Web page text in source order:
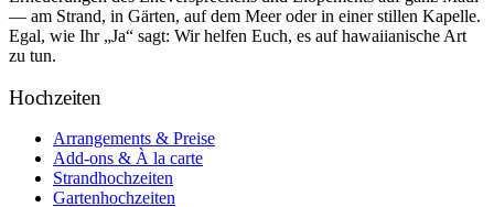
— am Strand, in Gärten, auf dem Meer oder in einer stillen Kapelle.
Egal, wie Ihr „Ja“ sagt: Wir helfen Euch, es auf hawaiianische Art
zu tun.
Hochzeiten
Arrangements & Preise
Add-ons & À la carte
Strandhochzeiten
Gartenhochzeiten